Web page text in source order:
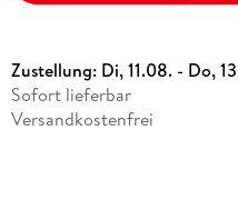
Zustellung: Di, 11.08. - Do,
Sofort lieferbar
Versandkostenfrei